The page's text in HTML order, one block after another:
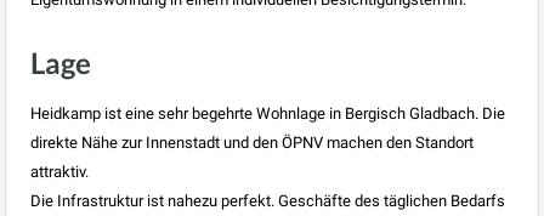
Lage
Heidkamp ist eine sehr begehrte Wohnlage in Bergisch Gladbach. Die
direkte Nähe zur Innenstadt und den ÖPNV machen den Standort
attraktiv.
Die Infrastruktur ist nahezu perfekt. Geschäfte des täglichen Bedarfs